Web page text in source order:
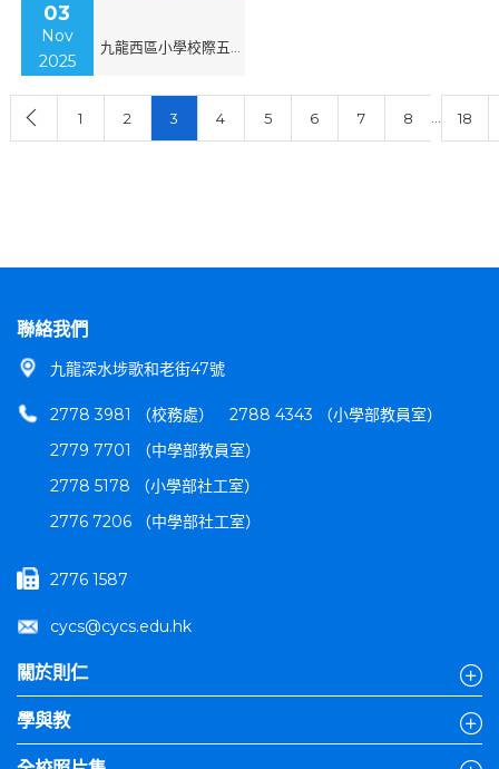
03
Nov
2025
九龍西區小學校際五人足球比賽
1 2 3 4 5 6 7 8 … 18
聯絡我們
九龍深水埗歌和老街47號
2778 3981 （校務處）
2788 4343 （小學部教員室）
2779 7701 （中學部教員室）
2778 5178 （小學部社工室）
2776 7206 （中學部社工室）
2776 1587
cycs@cycs.edu.hk
關於則仁
學與教